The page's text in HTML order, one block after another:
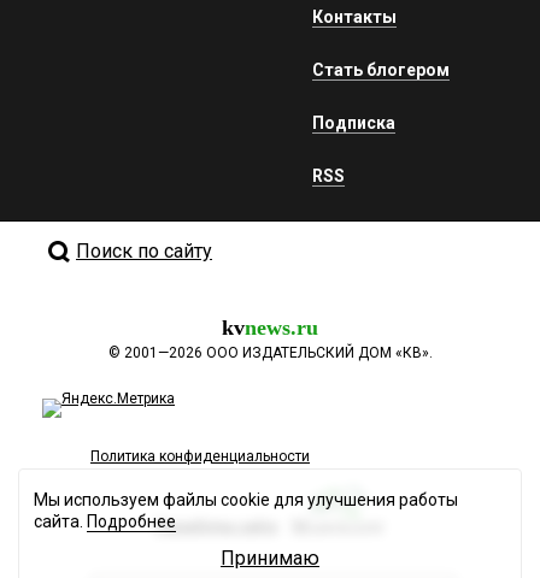
Контакты
Стать блогером
Подписка
RSS
Поиск по сайту
kvnews.ru
© 2001—2026 ООО ИЗДАТЕЛЬСКИЙ ДОМ «КВ».
Политика конфиденциальности
Разработка сайта
Мы используем файлы cookie для улучшения работы
сайта. Подробнее
Принимаю